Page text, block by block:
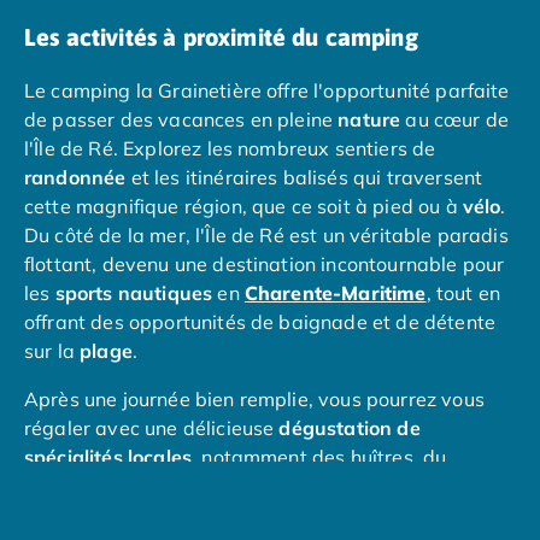
Promos d'été 2026
Nos Mobils-Homes/nos-hebergements/location-mobil-
Nos Tentes équipées/nos-hebergements/location-
Nos Emplacements /nos-hebergements/location-
La marque Tohapi by Homair
Vivez l'expérience
Qui sommes nous ?
Services et infos pratiques
Nos modes de paiement
Paiement en plusieurs fois
Paiement en plusieurs fois - avec ONEY BANK
Devenir propriétaire
Camping en Dordogne
Les activités à proximité du camping
Le camping la Grainetière offre l'opportunité parfaite
de passer des vacances en pleine natureau cœur de
l'Île de Ré. Explorez les nombreux sentiers de
randonnée et les itinéraires balisés qui traversent
cette magnifique région, que ce soit à pied ou à vélo.
Du côté de la mer, l'Île de Ré est un véritable paradis
flottant, devenu une destination incontournable pour
les sports nautiquesen Charente-Maritime, tout en
offrant des opportunités de baignade et de détente
sur la plage.
Après une journée bien remplie, vous pourrez vous
régaler avec une délicieuse dégustation de
spécialités locales , notamment des huîtres, du